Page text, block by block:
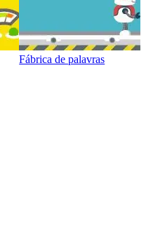
Fábrica de palavras